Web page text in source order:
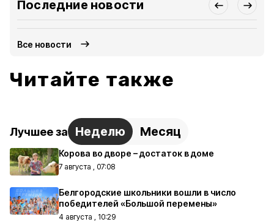
Последние новости
Все новости
Читайте также
Лучшее за Неделю Месяц
Корова во дворе – достаток в доме
7 августа , 07:08
Белгородские школьники вошли в число
победителей «Большой перемены»
4 августа , 10:29